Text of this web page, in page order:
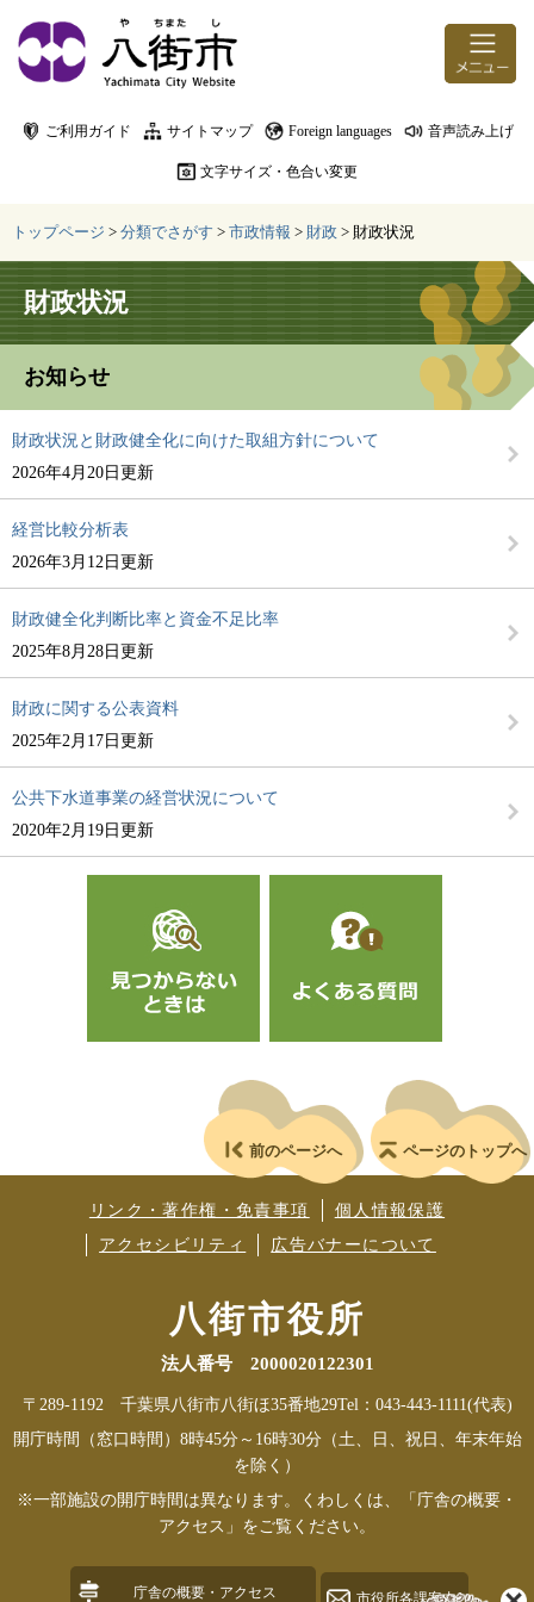
ご利用ガイド サイトマップ Foreign languages 音声読み上げ
文字サイズ・色合い変更
トップページ > 分類でさがす > 市政情報 > 財政 > 財政状況
本文
財政状況
お知らせ
財政状況と財政健全化に向けた取組方針について
2026年4月20日更新
経営比較分析表
2026年3月12日更新
財政健全化判断比率と資金不足比率
2025年8月28日更新
財政に関する公表資料
2025年2月17日更新
公共下水道事業の経営状況について
2020年2月19日更新
前のページへ ページのトップへ
リンク・著作権・免責事項
個人情報保護
アクセシビリティ
広告バナーについて
八街市役所
法人番号 2000020122301
〒289-1192 千葉県八街市八街ほ35番地29Tel：043-443-1111(代表)
開庁時間（窓口時間）8時45分～16時30分（土、日、祝日、年末年始
を除く）
※一部施設の開庁時間は異なります。くわしくは、「庁舎の概要・
アクセス」をご覧ください。
庁舎の概要・アクセス 市役所各課案内